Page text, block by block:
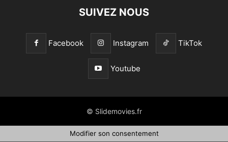
SUIVEZ NOUS
Facebook Instagram TikTok
Youtube
© Slidemovies.fr
Modifier son consentement